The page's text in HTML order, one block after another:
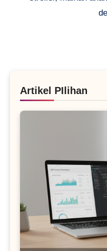
Artikel PIlihan